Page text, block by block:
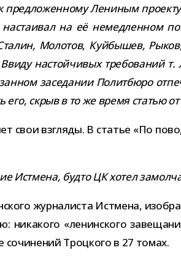
пред­ло­жен­ному Лениным
наста­и­вал на её
Молотов, Куйбышев,
настой­чи­вых тре­бо­ва­ний
засе­да­нии Политбюро
его, скрыв в то же время ста­тью
свои взгляды. В ста­тье «По
Истмена, будто ЦК хотел
жур­на­ли­ста Истмена,
ника­кого «ленин­ского
Троцкого в 27 томах.